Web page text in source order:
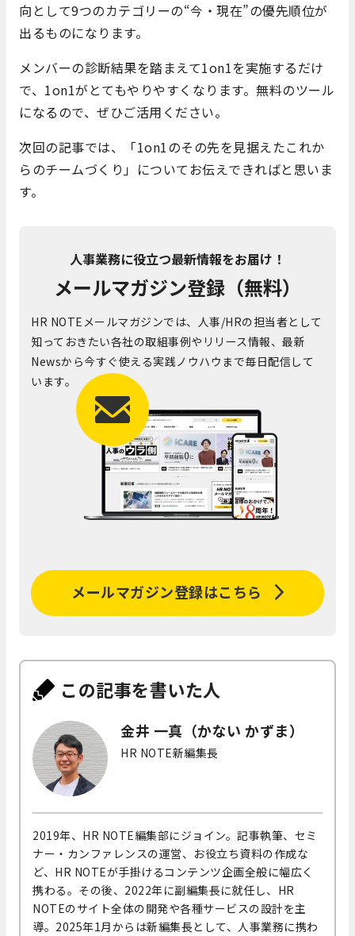
向として9つのカテゴリーの“今・現在”の優先順位が
出るものになります。
メンバーの診断結果を踏まえて1on1を実施するだけ
で、 1on1がとてもやりやすくなります。無料のツール
になるので、ぜひご活用ください。
次回の記事では、「1on1のその先を見据えたこれか
らのチームづくり」についてお伝えできればと思いま
す。
人事業務に役立つ最新情報をお届け！
メールマガジン登録（無料）
HR NOTEメールマガジンでは、人事/HRの担当者として
知っておきたい各社の取組事例やリリース情報、最新
Newsから今すぐ使える実践ノウハウまで毎日配信して
います。
メールマガジン登録はこちら
この記事を書いた人
金井 一真（かない かずま）
HR NOTE新編集長
2019年、HR NOTE編集部にジョイン。記事執筆、セミ
ナー・カンファレンスの運営、お役立ち資料の作成な
ど、HR NOTEが手掛けるコンテンツ企画全般に幅広く
携わる。その後、2022年に副編集長に就任し、HR
NOTEのサイト全体の開発や各種サービスの設計を主
導。2025年1月からは新編集長として、人事業務に携わ